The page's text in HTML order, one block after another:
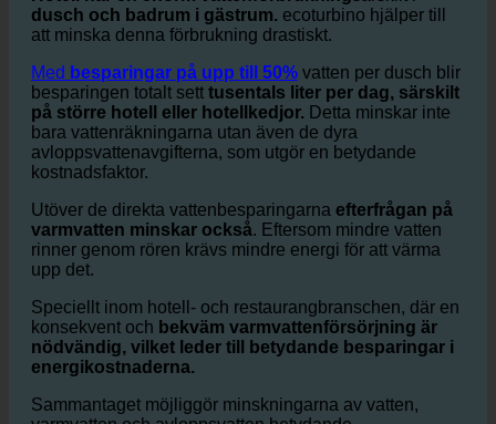
Hotell har en enorm vattenförbrukning
särskilt i
dusch och badrum i gästrum.
att minska denna förbrukning drastiskt.
Medbesparingar på upp till 50%vatten per dusch blir
besparingen totalt setttusentals liter per dag, särskilt
på större hotell eller hotellkedjor. Detta minskar inte
bara vattenräkningarna utan även de dyra
kostnadsfaktor.
Utöver de direkta vattenbesparingarnaefterfrågan på
varmvatten minskar också
. Eftersom mindre vatten
rinner genom rören krävs mindre energi för att värma
upp det.
Speciellt inom hotell- och restaurangbranschen, där en
konsekvent ochbekväm varmvattenförsörjning är
nödvändig, vilket leder till betydande besparingar i
energikostnaderna.